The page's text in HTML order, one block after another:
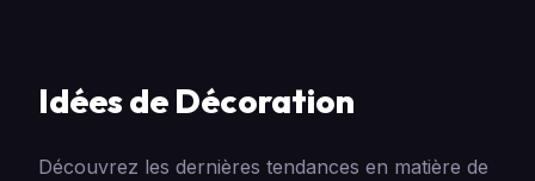
Idées de Décoration
Découvrez les dernières tendances en matière de